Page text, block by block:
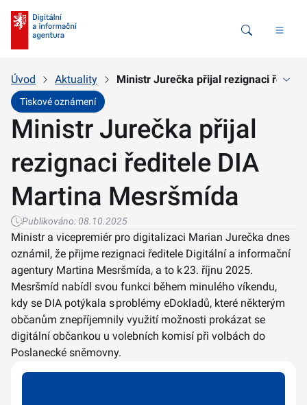
Vyhledávání
Úvod Aktuality Ministr Jurečka přijal rezignaci
Tiskové oznámení
Ministr Jurečka přijal
rezignaci ředitele DIA
Martina Mesršmída
Publikováno: 08.10.2025
Ministr a vicepremiér pro digitalizaci Marian Jurečka dnes
oznámil, že přijme rezignaci ředitele Digitální a informační
agentury Martina Mesršmída, a to k 23. říjnu 2025.
Mesršmíd nabídl svou funkci během minulého víkendu,
kdy se DIA potýkala s problémy eDokladů, které některým
občanům znepříjemnily využití možnosti prokázat se
digitální občankou u volebních komisí při volbách do
Poslanecké sněmovny.